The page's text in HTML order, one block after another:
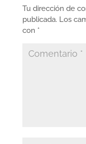
Tu dirección de
publicada. Los
con *